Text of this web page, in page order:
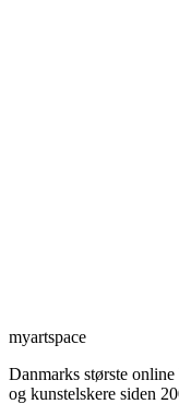
myartspace
Danmarks største
og kunstelskere siden